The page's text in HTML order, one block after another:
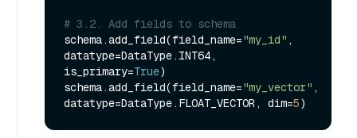
# 3.2. Add fields to schema
schema.add_field(field_name="my_id" ,
datatype=DataType.INT64,
is_primary=True)
schema.add_field(field_name="my_vector" ,
datatype=DataType.FLOAT_VECTOR, dim=5